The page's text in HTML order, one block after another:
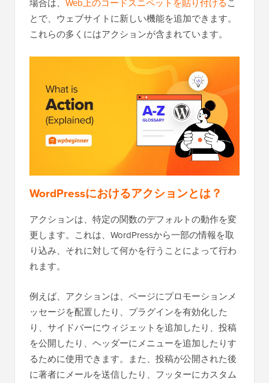
場合は、 Web上のコードスニペットを貼り付けるこ
とで、ウェブサイトに新しい機能を追加できます。
これらの多くにはアクションが含まれています。
WordPressにおけるアクションとは？
アクションは、特定の関数のデフォルトの動作を変
更します。これは、WordPressから一部の情報を取
り込み、それに対して何かを行うことによって行わ
れます。
例えば、アクションは、ページにプロモーションメ
ッセージを配置したり、プラグインを有効化した
り、サイドバーにウィジェットを追加したり、投稿
を公開したり、ヘッダーにメニューを追加したりす
るために使用できます。また、投稿が公開された後
に著者にメールを送信したり、フッターにカスタム